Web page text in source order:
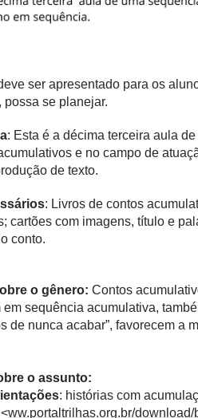
ser apresentado para os
possa se planejar.
: Esta é a décima terceira aula
e no campo de
de texto.
: Livros de contos
cartões com imagens, título e
conto.
o gênero: Contos
em sequência acumulativa,
de nunca acabar”, favorecem
o assunto:
: histórias com
ww.portaltrilhas.org.br/